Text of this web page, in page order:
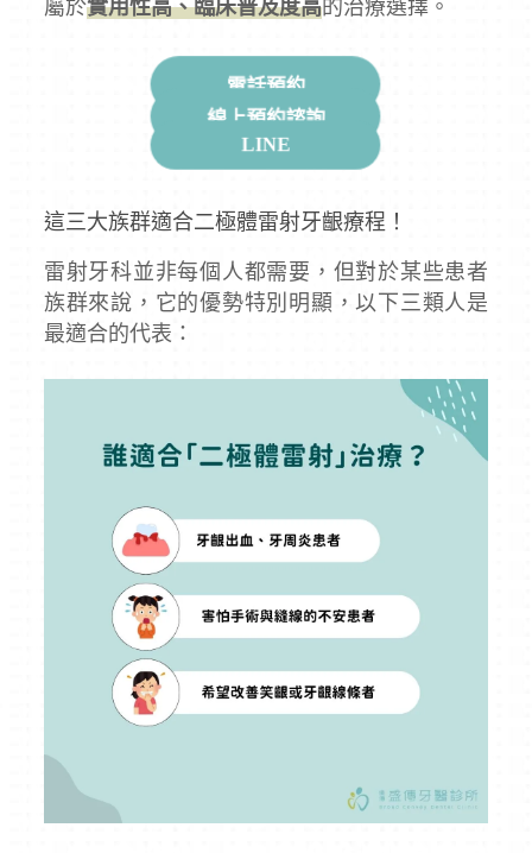
屬於實用性高、臨床普及度高的治療選擇。
電話預約
線上預約諮詢
LINE
這三大族群適合二極體雷射牙齦療程！
雷射牙科並非每個人都需要，但對於某些患者
族群來說，它的優勢特別明顯，以下三類人是
最適合的代表：